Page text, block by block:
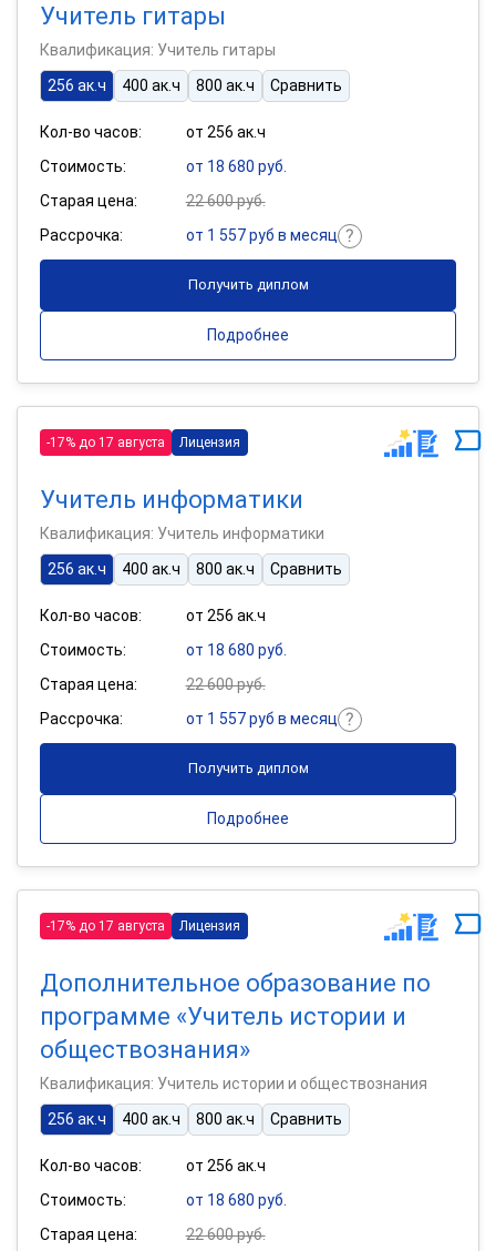
Учитель гитары
Квалификация: Учитель гитары
256 ак.ч
400 ак.ч 800 ак.ч Сравнить
Кол-во часов:
от 256 ак.ч
Стоимость:
от 18 680 руб.
Старая цена:
22 600 руб.
Рассрочка:
от 1 557 руб в месяц
Получить диплом
Подробнее
-17% до 17 августа Лицензия
Учитель информатики
Квалификация: Учитель информатики
256 ак.ч
400 ак.ч 800 ак.ч Сравнить
Кол-во часов:
от 256 ак.ч
Стоимость:
от 18 680 руб.
Старая цена:
22 600 руб.
Рассрочка:
от 1 557 руб в месяц
Получить диплом
Подробнее
-17% до 17 августа Лицензия
Дополнительное образование по
программе «Учитель истории и
обществознания»
Квалификация: Учитель истории и обществознания
256 ак.ч
400 ак.ч 800 ак.ч Сравнить
Кол-во часов:
от 256 ак.ч
Стоимость:
от 18 680 руб.
Старая цена:
22 600 руб.